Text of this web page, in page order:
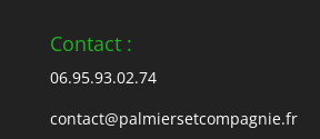
Contact :
06.95.93.02.74
contact@palmiersetcompagnie.fr